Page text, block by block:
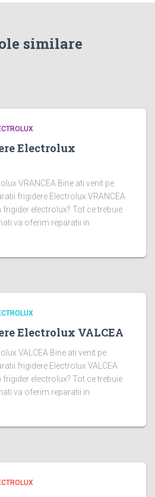
similare
Electrolux
VRANCEA Bine ati venit pe
frigidere Electrolux VRANCEA
electrolux? Tot ce trebuie
va oferim reparatii in
Electrolux VALCEA
VALCEA Bine ati venit pe
frigidere Electrolux VALCEA
electrolux? Tot ce trebuie
va oferim reparatii in